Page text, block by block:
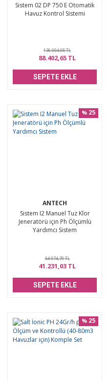
Sistem 02 DP 750 E Otomatik
Havuz Kontrol Sistemi
136.004,08 TL
88.402,65 TL
SEPETE EKLE
ANTECH
Sistem I2 Manuel Tuz Klor
Jeneratörü için Ph Ölçümlü
Yardımcı Sistem
% 25
54.974,70 TL
41.231,03 TL
SEPETE EKLE
% 25